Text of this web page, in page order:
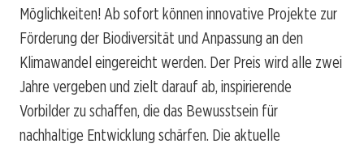
Möglichkeiten! Ab sofort können innovative Projekte zur
Förderung der Biodiversität und Anpassung an den
Klimawandel eingereicht werden. Der Preis wird alle zwei
Jahre vergeben und zielt darauf ab, inspirierende
Vorbilder zu schaffen, die das Bewusstsein für
nachhaltige Entwicklung schärfen. Die aktuelle